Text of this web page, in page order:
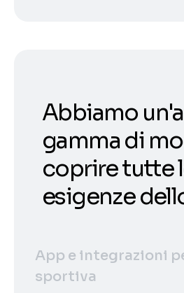
Abbiamo
gamma di
coprire tutte
esigenze
App e integrazioni
sportiva